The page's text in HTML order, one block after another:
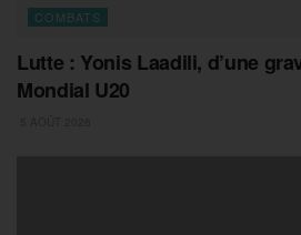
COMBATS
Lutte : Yonis Laadili, d’une
Mondial U20